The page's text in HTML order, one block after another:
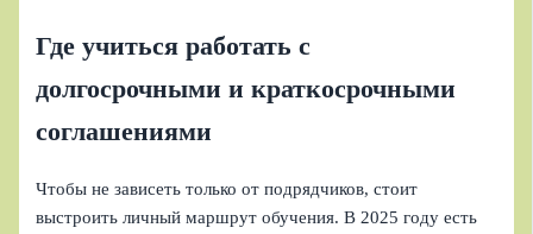
Где учиться работать с
долгосрочными и краткосрочными
соглашениями
Чтобы не зависеть только от подрядчиков, стоит
выстроить личный маршрут обучения. В 2025 году есть